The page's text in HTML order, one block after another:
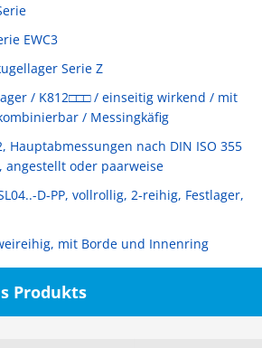
EWC3
Serie Z
/ K812□□□ / einseitig wirkend / mit
/ Messingkäfig
Hauptabmessungen nach DIN ISO 355
angestellt oder paarweise
D-PP, vollrollig, 2-reihig, Festlager,
mit Borde und Innenring
Produkts